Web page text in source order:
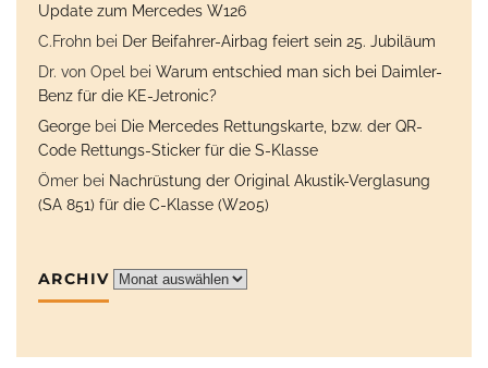
Update zum Mercedes W126
C.Frohn bei Der Beifahrer-Airbag feiert sein 25. Jubiläum
Dr. von Opel bei Warum entschied man sich bei Daimler-
Benz für die KE-Jetronic?
George bei Die Mercedes Rettungskarte, bzw. der QR-
Code Rettungs-Sticker für die S-Klasse
Ömer bei Nachrüstung der Original Akustik-Verglasung
(SA 851) für die C-Klasse (W205)
ARCHIV Archiv